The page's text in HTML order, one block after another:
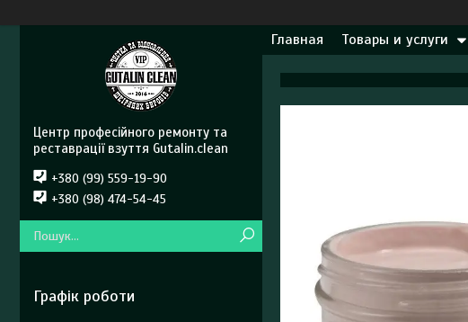
Главная Товары и услуги
Центр професійного ремонту та
реставрації взуття Gutalin.clean
+380 (99) 559-19-90
+380 (98) 474-54-45
Графік роботи